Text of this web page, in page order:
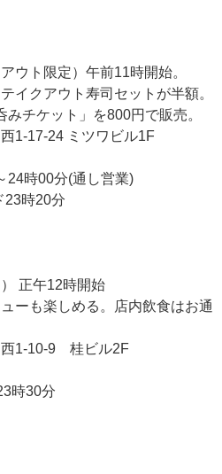
ウト限定）午前11時開始。
イクアウト寿司セットが半額。
チケット」を800円で販売。
1-17-24 ミツワビル1F
24時00分(通し営業)
23時20分
正午12時開始
ーも楽しめる。店内飲食はお通
西1-10-9 桂ビル2F
時30分